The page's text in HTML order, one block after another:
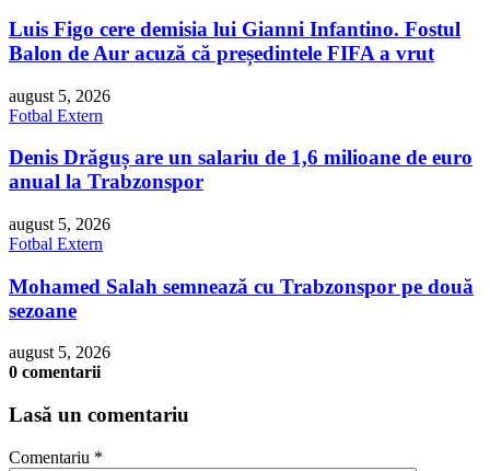
Luis Figo cere demisia lui Gianni Infantino. Fostul
Balon de Aur acuză că președintele FIFA a vrut
august 5, 2026
Fotbal Extern
Denis Drăguș are un salariu de 1,6 milioane de euro
anual la Trabzonspor
august 5, 2026
Fotbal Extern
Mohamed Salah semnează cu Trabzonspor pe două
sezoane
august 5, 2026
0 comentarii
Lasă un comentariu
Comentariu *